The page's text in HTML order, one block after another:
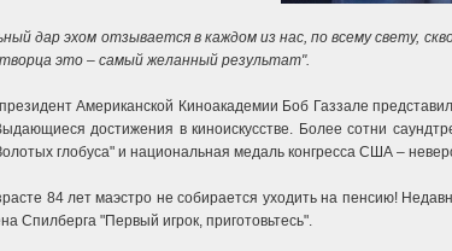
дар эхом отзывается в каждом из нас, по всему свету,
это – самый желанный результат".
Американской Киноакадемии Боб Газзале
достижения в киноискусстве. Более сотни
глобуса" и национальная медаль конгресса США –
84 лет маэстро не собирается уходить на пенсию!
Спилберга "Первый игрок, приготовьтесь".